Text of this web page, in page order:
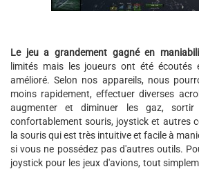
Le jeu a grandement gagné en
limités mais les joueurs ont été écoutés
amélioré. Selon nos appareils, nous
moins rapidement, effectuer diverses
augmenter et diminuer les gaz,
confortablement souris, joystick et autres
la souris qui est très intuitive et facile à
si vous ne possédez pas d'autres outils.
joystick pour les jeux d'avions, tout